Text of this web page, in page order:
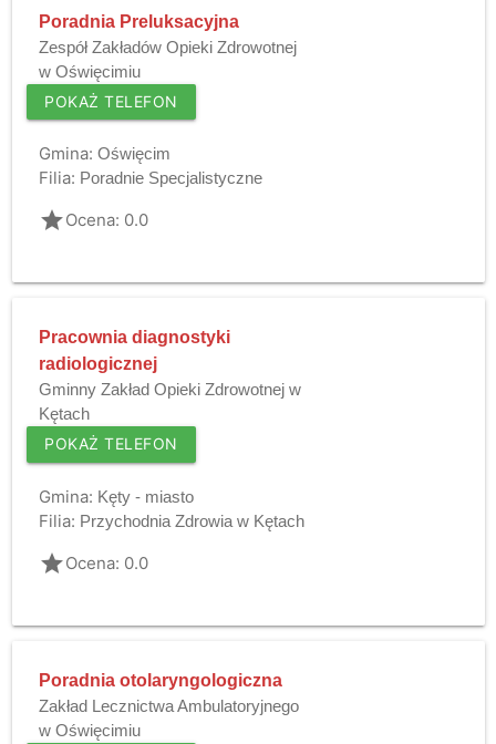
Poradnia Preluksacyjna
Zespół Zakładów Opieki Zdrowotnej
w Oświęcimiu
POKAŻ TELEFON
Gmina: Oświęcim
Filia: Poradnie Specjalistyczne
gradeOcena: 0.0
Pracownia diagnostyki
radiologicznej
Gminny Zakład Opieki Zdrowotnej w
Kętach
POKAŻ TELEFON
Gmina: Kęty - miasto
Filia: Przychodnia Zdrowia w Kętach
gradeOcena: 0.0
Poradnia otolaryngologiczna
Zakład Lecznictwa Ambulatoryjnego
w Oświęcimiu